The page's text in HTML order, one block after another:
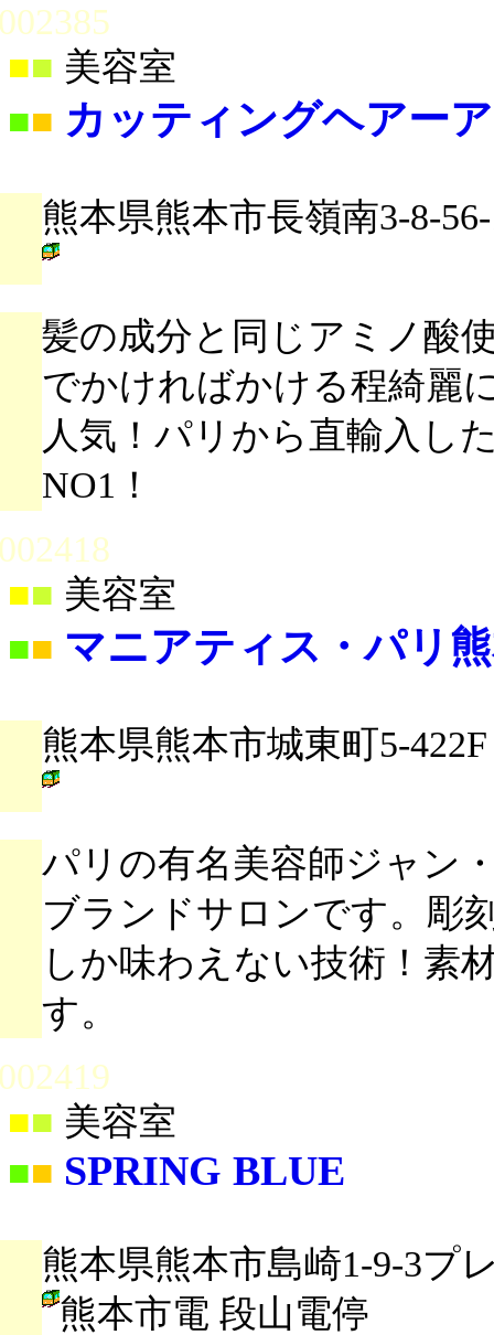
■ 美容室
■■ カッティングヘアー
熊本県熊本市長嶺南3-8-
髪の成分と同じアミノ酸
でかければかける程綺麗
人気！パリから直輸入し
NO1！
■ 美容室
■■ マニアティス・パリ
熊本県熊本市城東町5-422F
パリの有名美容師ジャン
ブランドサロンです。彫
しか味わえない技術！素
す。
■ 美容室
■■ SPRING BLUE
熊本県熊本市島崎1-9-3プ
熊本市電 段山電停